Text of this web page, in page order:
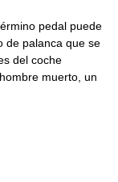
pedal puede
de palanca que se
del coche
muerto, un